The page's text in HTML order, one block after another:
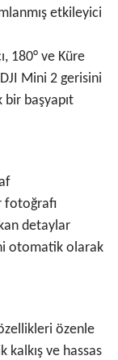
etkileyici
180° ve Küre
Mini 2 gerisini
başyapıt
fotoğrafı
detaylar
otomatik olarak
özenle
kalkış ve hassas